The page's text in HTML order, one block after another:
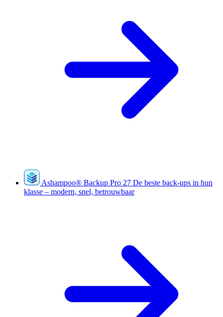
Ashampoo® Backup Pro 27 De beste back-ups in hun
klasse – modern, snel, betrouwbaar